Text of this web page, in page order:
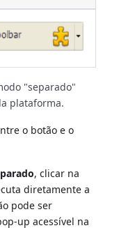
"separado"
plataforma.
o botão e o
, clicar na
diretamente a
pode ser
up acessível na